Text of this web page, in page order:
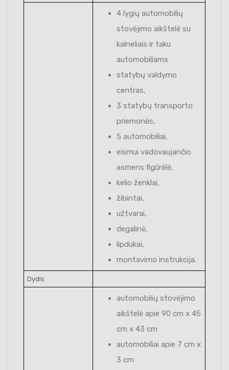
4 lygių automobilių
stovėjimo aikštelė su
kalneliais ir taku
automobiliams
statybų valdymo
centras,
3 statybų transporto
priemonės,
5 automobiliai,
eismui vadovaujančio
asmens figūrėlė,
kelio ženklai,
žibintai,
užtvarai,
degalinė,
lipdukai,
montavimo instrukcija.
Dydis
automobilių stovėjimo
aikštelė apie 90 cm x 45
cm x 43 cm
automobiliai apie 7 cm x
3 cm